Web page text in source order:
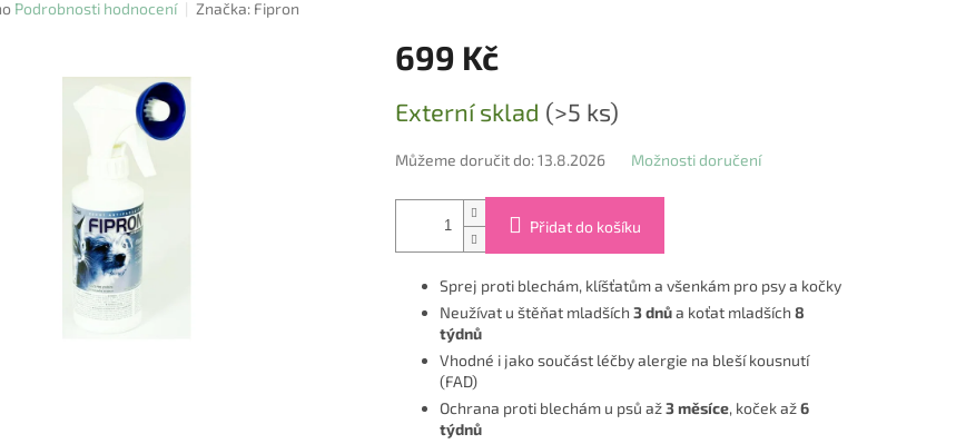
Podrobnosti hodnocení Značka: Fipron
699 Kč
cena:
Externí sklad (>5 ks)
Můžeme doručit do: 13.8.2026 Možnosti doručení
Přidat do košíku
Sprej proti blechám, klíšťatům a všenkám pro psy a kočky
Neužívat u štěňat mladších 3 dnůa koťat mladších 8
týdnů
Vhodné i jako součást léčby alergie na bleší kousnutí
(FAD)
Ochrana proti blechám u psů až3 měsíce, koček až6
týdnů